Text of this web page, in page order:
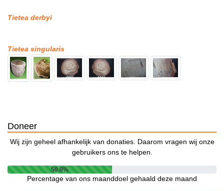
Tietea derbyi
Tietea singularis
Doneer
Wij zijn geheel afhankelijk van donaties. Daarom vragen wij onze
gebruikers ons te helpen.
50.0%
Percentage van ons maanddoel gehaald deze maand